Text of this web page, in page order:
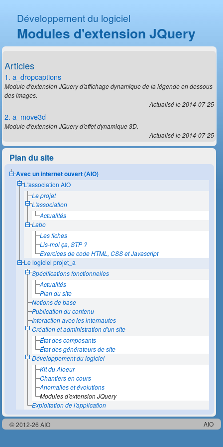
Développement du logiciel
Modules d'extension JQuery
Articles
1. a_dropcaptions
Module d'extension JQuery d'affichage dynamique de la légende en dessous
des images.
Actualisé le 2014-07-25
2. a_move3d
Module d'extension JQuery d'effet dynamique 3D.
Actualisé le 2014-07-25
Plan du site
Avec un internet ouvert (AIO)
L'association AIO
Le projet
L'association
Actualités
Labo
Les fiches
Lis-moi ça, STP ?
Exercices de code HTML, CSS et Javascript
Le logiciel projet_a
Spécifications fonctionnelles
Actualités
Plan du site
Notions de base
Publication du contenu
Interaction avec les internautes
Création et administration d'un site
État des composants
État des générateurs de site
Développement du logiciel
Kit du Aioeur
Chantiers en cours
Anomalies et évolutions
Modules d'extension JQuery
Exploitation de l'application
© 2012-26 AIO AIO